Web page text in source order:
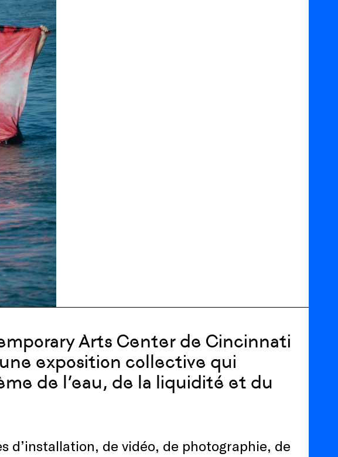
Arts Center de Cincinnati
exposition collective qui
de l’eau, de la liquidité et du
d’installation, de vidéo, de photographie, de